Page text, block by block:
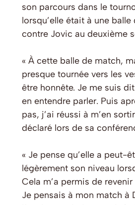
son parcours dans le
lorsqu’elle était à une balle
contre Jovic au deuxième
« À cette balle de match,
presque tournée vers les
être honnête. Je me suis
en entendre parler. Puis
pas, j’ai réussi à m’en
déclaré lors de sa
« Je pense qu’elle a peut-
légèrement son niveau
Cela m’a permis de
Je pensais à mon match à